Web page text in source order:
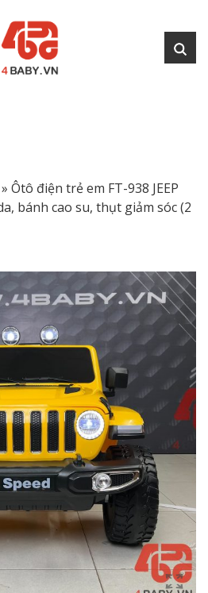
» Ôtô điện trẻ em FT-938 JEEP
bánh cao su, thụt giảm sóc (2